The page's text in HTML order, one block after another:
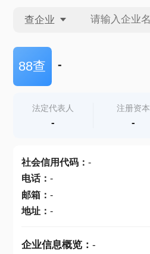
查企业
查企业
查产地
88查 -
法定代表人
-
注册资本
-
社会信用代码： -
电话： -
邮箱： -
地址： -
企业信息概览： -